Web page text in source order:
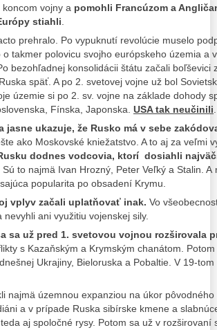
vojny a pomohli Francúzom a
stiahli
prehralo. Po vypuknutí revolúcie muselo
o takmer polovicu svojho európskeho územia a
bezohľadnej konsolidácii štátu začali boľševici
späť. A po 2. svetovej vojne už bol
územie si po 2. sv. vojne na základe dohody
Fínska, Japonska. USA tak neučinili
jasne ukazuje, že Rusko má v sebe
ako Moskovské kniežatstvo. A to aj za veľmi
dodnes vodcovia, ktorí dosiahli
Sú to najmä Ivan Hrozný, Peter Veľký a Stalin.
popularita po obsadení Krymu.
vplyv začali uplatňovať inak. Vo
ani využitiu vojenskej sily.
sa už pred 1. svetovou vojnou rozširovala
s Kazaňským a Krymským chanátom.
Ukrajiny, Bieloruska a Pobaltie. V 19-
najmä územnou expanziou na úkor
a v prípade Ruska sibírske kmene a
aj spoločné rysy. Potom sa už v rozširovaní